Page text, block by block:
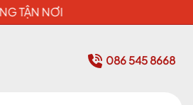
HÀNG CHÍNH HÃNG
086 545 8668